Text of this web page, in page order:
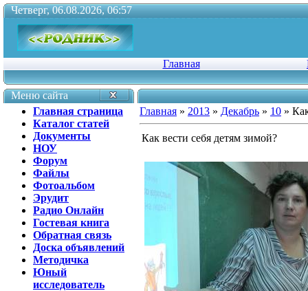
Четверг, 06.08.2026, 06:57
Главная
Меню сайта
Главная страница
Каталог статей
Документы
НОУ
Форум
Файлы
Фотоальбом
Эрудит
Радио Онлайн
Гостевая книга
Обратная связь
Доска объявлений
Методичка
Юный
исследователь
Главная » 2013 » Декабрь » 10 »
Как вести себя детям зимой?